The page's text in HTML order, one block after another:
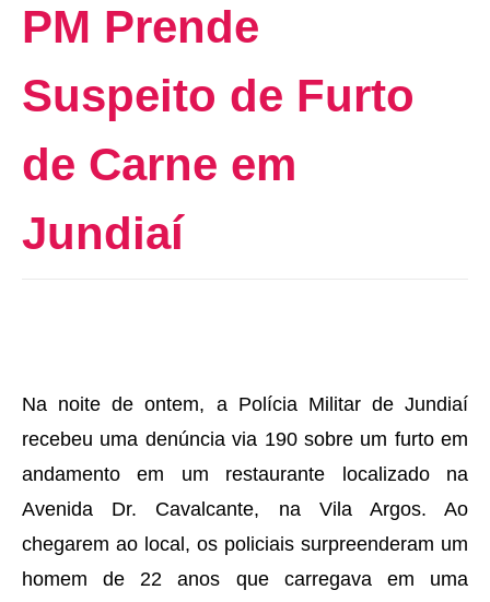
PM Prende
Suspeito de Furto
de Carne em
Jundiaí
Na noite de ontem, a Polícia Militar de Jundiaí
recebeu uma denúncia via 190 sobre um furto em
andamento em um restaurante localizado na
Avenida Dr. Cavalcante, na Vila Argos. Ao
chegarem ao local, os policiais surpreenderam um
homem de 22 anos que carregava em uma